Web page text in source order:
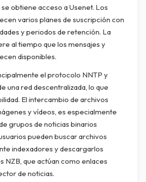
obtiene acceso a Usenet. Los
varios planes de suscripción con
y periodos de retención. La
al tiempo que los mensajes y
disponibles.
el protocolo NNTP y
una red descentralizada, lo que
El intercambio de archivos
y vídeos, es especialmente
grupos de noticias binarios
pueden buscar archivos
indexadores y descargarlos
NZB, que actúan como enlaces
de noticias.